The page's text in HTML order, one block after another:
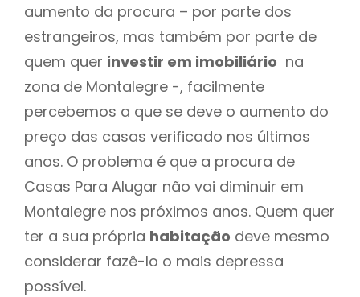
aumento da procura – por parte dos
estrangeiros, mas também por parte de
quem quer investir em imobiliário na
zona de Montalegre -, facilmente
percebemos a que se deve o aumento do
preço das casas verificado nos últimos
anos. O problema é que a procura de
Casas Para Alugar não vai diminuir em
Montalegre nos próximos anos. Quem quer
ter a sua própria habitação deve mesmo
considerar fazê-lo o mais depressa
possível.